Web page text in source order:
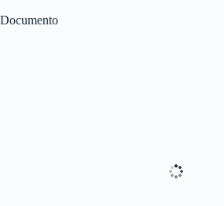
Documento